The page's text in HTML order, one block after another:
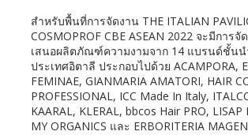
สำหรับพื้นที่การจัดงาน THE ITALIAN
COSMOPROF CBE ASEAN 2022 จะมีการ
เสนอผลิตภัณฑ์ความงามจาก 14 แบรนด์ชั้น
ประเทศอิตาลี ประกอบไปด้วย ACAMPORA,
FEMINAE, GIANMARIA AMATORI, HAIR
PROFESSIONAL, ICC Made In Italy,
KAARAL, KLERAL, bbcos Hair PRO,
MY ORGANICS และ ERBORITERIA